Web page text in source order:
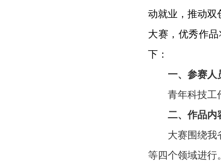
动就业，推动双
大赛，优秀作
下：
一、参赛人
青年科技工
二、作品内
大赛围绕我
等四个领域进行